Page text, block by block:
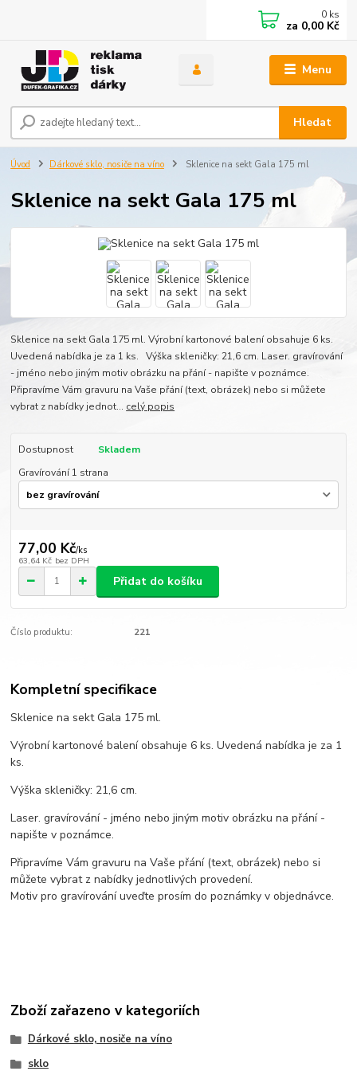
Menu
Hledat
0 ks
za 0,00 Kč
Úvod Dárkové sklo, nosiče na víno Sklenice na sekt Gala 175 ml
Sklenice na sekt Gala 175 ml
Sklenice na sekt Gala 175 ml. Výrobní kartonové balení obsahuje 6 ks.
Uvedená nabídka je za 1 ks. Výška skleničky: 21,6 cm. Laser. gravírování
- jméno nebo jiným motiv obrázku na přání - napište v poznámce.
Připravíme Vám gravuru na Vaše přání (text, obrázek) nebo si můžete
vybrat z nabídky jednot... celý popis
Dostupnost
Skladem
Gravírování 1 strana
77,00 Kč/ks
63,64 Kč bez DPH
Přidat do košíku
Číslo produktu: 221
Kompletní specifikace
Sklenice na sekt Gala 175 ml.
Výrobní kartonové balení obsahuje 6 ks. Uvedená nabídka je za 1
ks.
Výška skleničky: 21,6 cm.
Laser. gravírování - jméno nebo jiným motiv obrázku na přání -
napište v poznámce.
Připravíme Vám gravuru na Vaše přání (text, obrázek) nebo si
můžete vybrat z nabídky jednotlivých provedení.
Motiv pro gravírování uveďte prosím do poznámky v objednávce.
Zboží zařazeno v kategoriích
Dárkové sklo, nosiče na víno
sklo